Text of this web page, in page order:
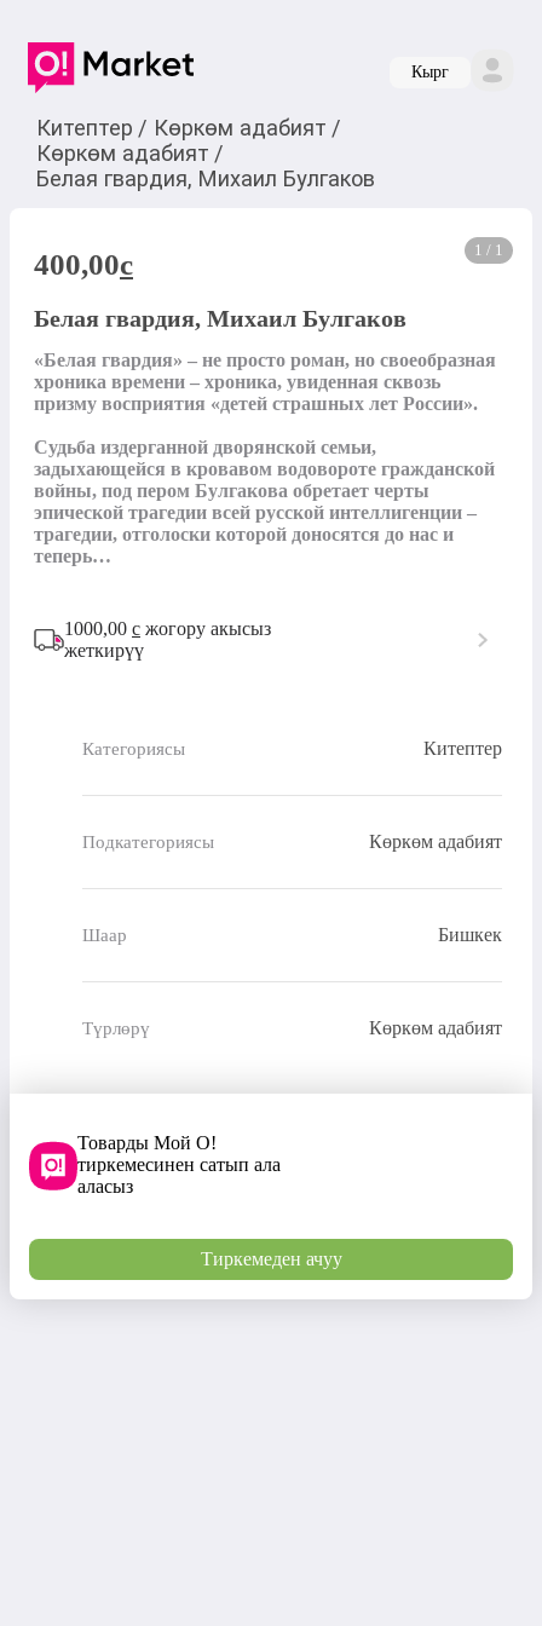
Кырг
Китептер / Көркөм адабият /
Көркөм адабият /
Белая гвардия, Михаил Булгаков
1 / 1
400,00c
Белая гвардия, Михаил Булгаков
«Белая гвардия» – не просто роман, но своеобразная
хроника времени – хроника, увиденная сквозь
призму восприятия «детей страшных лет России».
Судьба издерганной дворянской семьи,
задыхающейся в кровавом водовороте гражданской
войны, под пером Булгакова обретает черты
эпической трагедии всей русской интеллигенции –
трагедии, отголоски которой доносятся до нас и
теперь…
1000,00 с жогору акысыз
жеткирүү
Категориясы Китептер
Подкатегориясы Көркөм адабият
Шаар Бишкек
Түрлөрү Көркөм адабият
Товарды Мой О!
тиркемесинен сатып ала
аласыз
Тиркемеден ачуу